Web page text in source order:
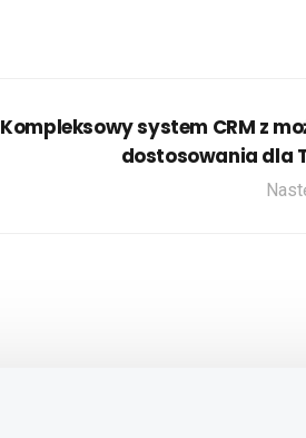
Kompleksowy system CRM z
dostosowania dla